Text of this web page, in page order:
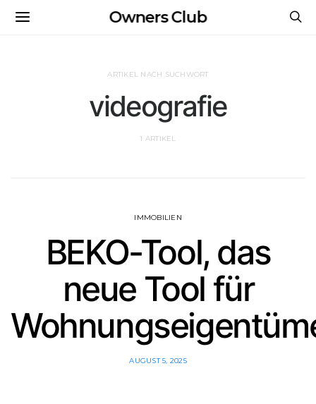
Owners Club
ARTIKEL NACH SUCHWORT
videografie
1 ARTIKEL
IMMOBILIEN
BEKO-Tool, das
neue Tool für
AUGUST 5, 2025